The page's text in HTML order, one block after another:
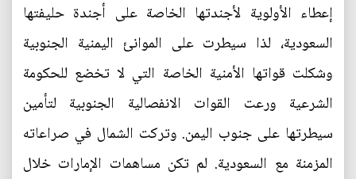
إعطاء الأولوية لأجندتها الخاصة على أجندة حليفتها
السعودية، لذا سيطرت على الموانئ اليمنية الجنوبية
وشكلت قواتها الأمنية الخاصة التي لا تخضع للحكومة
الشرعية ورعت القوات الانفصالية الجنوبية لتأمين
سيطرتها على جنوب اليمن. وتركت الشمال في صراعاته
المزمنة مع السعودية. لم تكن مساهمات الإمارات خلال